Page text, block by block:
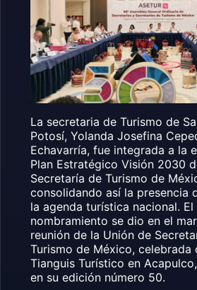
La secretaria de Turismo de
Potosí, Yolanda Josefina
Echavarría, fue integrada a la
Plan Estratégico Visión 2030
Secretaría de Turismo de
consolidando así la presencia
la agenda turística nacional. El
nombramiento se dio en el
reunión de la Unión de
Turismo de México, celebrada
Tianguis Turístico en
en su edición número 50.